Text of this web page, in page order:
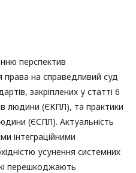
перспектив
права на справедливий суд
закріплених у статті 6
людини (ЄКПЛ), та практики
(ЄСПЛ). Актуальність
інтеграційними
усунення системних
перешкоджають